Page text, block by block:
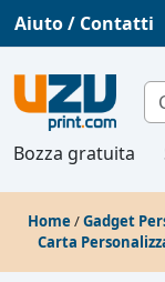
Aiuto / Contatti
Bozza gratuita
Home /Gadget
Carta